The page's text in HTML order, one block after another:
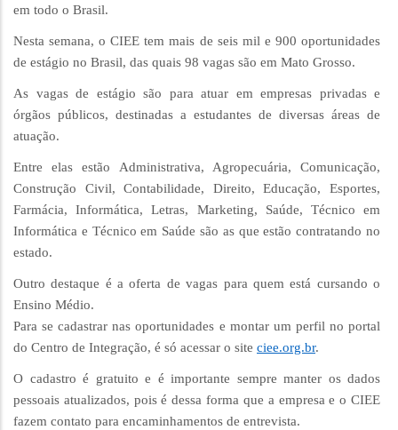
em todo o Brasil.
Nesta semana, o CIEE tem mais de seis mil e 900 oportunidades
de estágio no Brasil, das quais 98 vagas são em Mato Grosso.
As vagas de estágio são para atuar em empresas privadas e
órgãos públicos, destinadas a estudantes de diversas áreas de
atuação.
Entre elas estão Administrativa, Agropecuária, Comunicação,
Construção Civil, Contabilidade, Direito, Educação, Esportes,
Farmácia, Informática, Letras, Marketing, Saúde, Técnico em
Informática e Técnico em Saúde são as que estão contratando no
estado.
Outro destaque é a oferta de vagas para quem está cursando o
Ensino Médio.
Para se cadastrar nas oportunidades e montar um perfil no portal
do Centro de Integração, é só acessar o site ciee.org.br.
O cadastro é gratuito e é importante sempre manter os dados
pessoais atualizados, pois é dessa forma que a empresa e o CIEE
fazem contato para encaminhamentos de entrevista.